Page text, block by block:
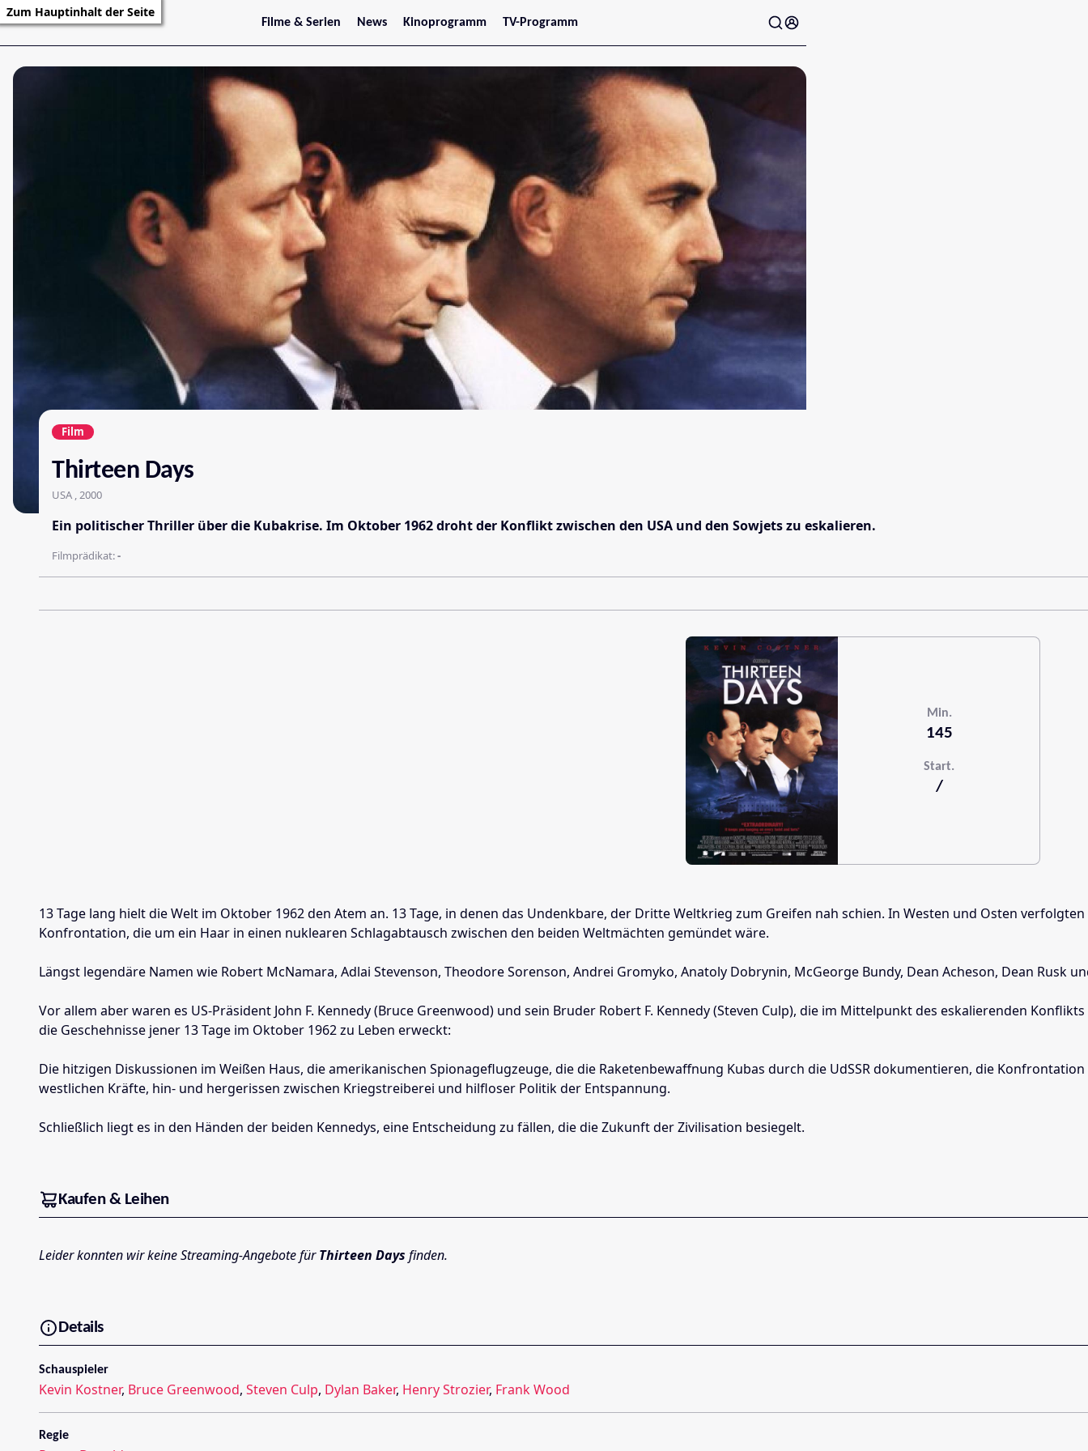
Zum Hauptinhalt der Seite
Filme & Serien
Trailer
Serienarchiv
News
Stars
Kinoprogramm
Jetzt im Kino
Burgenland
Kärnten
Salzburg
Tirol
Vorarlberg
TV-Programm
Film
Thirteen Days
USA , 2000
Ein politischer Thriller über die Kubakrise. Im Oktober 1962 droht der Konflikt zwischen den USA und den Sowjets zu eskalieren.
Filmprädikat:-
Min.
145
Start.
/
13 Tage lang hielt die Welt im Oktober 1962 den Atem an. 13 Tage, in denen das Undenkbare, der Dritte Weltkrieg zum Greifen nah schien. In Westen und Osten
Konfrontation, die um ein Haar in einen nuklearen Schlagabtausch zwischen den beiden Weltmächten gemündet wäre.
Längst legendäre Namen wie Robert McNamara, Adlai Stevenson, Theodore Sorenson, Andrei Gromyko, Anatoly Dobrynin, McGeorge Bundy, Dean Acheson, Dean Rusk
Vor allem aber waren es US-Präsident John F. Kennedy (Bruce Greenwood) und sein Bruder Robert F. Kennedy (Steven Culp), die im Mittelpunkt des eskalierenden
die Geschehnisse jener 13 Tage im Oktober 1962 zu Leben erweckt:
Die hitzigen Diskussionen im Weißen Haus, die amerikanischen Spionageflugzeuge, die die Raketenbewaffnung Kubas durch die UdSSR dokumentieren, die
westlichen Kräfte, hin- und hergerissen zwischen Kriegstreiberei und hilfloser Politik der Entspannung.
Schließlich liegt es in den Händen der beiden Kennedys, eine Entscheidung zu fällen, die die Zukunft der Zivilisation besiegelt.
Kaufen & Leihen
Leider konnten wir keine Streaming-Angebote fürThirteen Days finden.
Details
Schauspieler
Kevin Kostner, Bruce Greenwood, Steven Culp, Dylan Baker, Henry Strozier, Frank Wood
Regie